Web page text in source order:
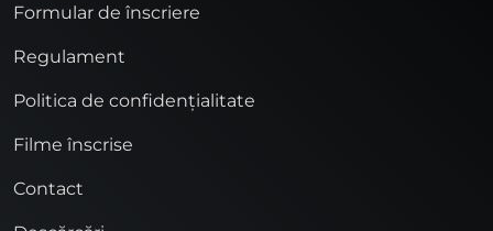
Formular de înscriere
Regulament
Politica de confidențialitate
Filme înscrise
Contact